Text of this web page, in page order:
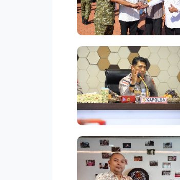
(Akpol) 1991 ini dinilai
humanis, visioner, dan